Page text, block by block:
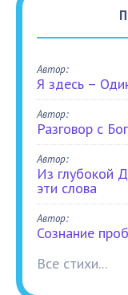
Автор:
Я здесь –
Автор:
Разговор с
Автор:
Из глубокой
эти слова
Автор:
Сознание
Все стихи...